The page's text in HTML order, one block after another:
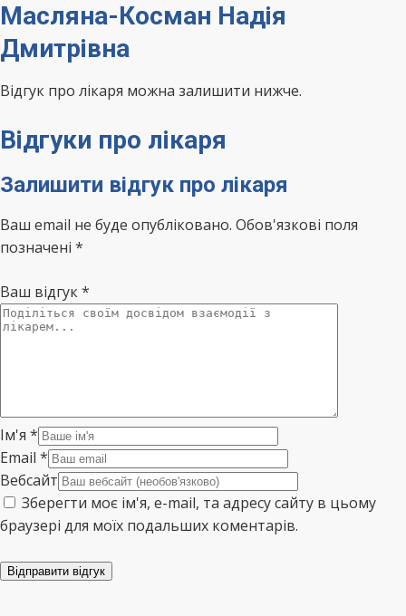
Масляна-Косман Надія
Дмитрівна
Відгук про лікаря можна залишити нижче.
Відгуки про лікаря
Залишити відгук про лікаря
Ваш email не буде опубліковано. Обов'язкові поля
позначені *
Ваш відгук*
Ім'я *
Email *
Вебсайт
Зберегти моє ім'я, e-mail, та адресу сайту в цьому
браузері для моїх подальших коментарів.
Відправити відгук